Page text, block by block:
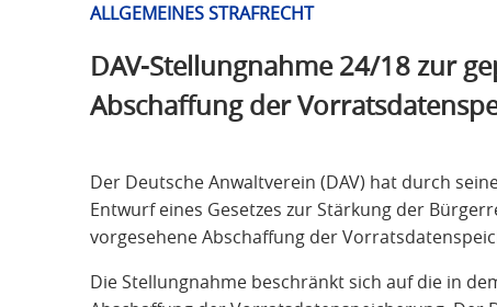
ALLGEMEINES STRAFRECHT
DAV-Stellungnahme 24/18 zur
Abschaffung der
Der Deutsche Anwaltverein (DAV) hat durch
Entwurf eines Gesetzes zur Stärkung der
vorgesehene Abschaffung der
Die Stellungnahme beschränkt sich auf die in